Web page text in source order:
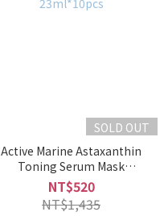
SOLD OUT
Active Marine Astaxanthin
Toning Serum Mask
23ml*10pcs
NT$520
NT$1,435